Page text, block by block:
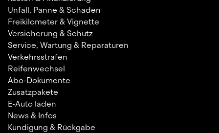
Unfall, Panne & Schaden
Freikilometer & Vignette
Versicherung & Schutz
Service, Wartung & Reparaturen
Verkehrsstrafen
Reifenwechsel
Abo-Dokumente
Zusatzpakete
E-Auto laden
News & Infos
Kündigung & Rückgabe